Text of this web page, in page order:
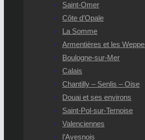
Saint-Omer
Côte d’Opale
La Somme
Armentières et les
Boulogne-sur-Mer
Calais
Chantilly – Senlis – Oise
Douai et ses environs
Saint-Pol-sur-Ternoise
Valenciennes
l’Avesnois